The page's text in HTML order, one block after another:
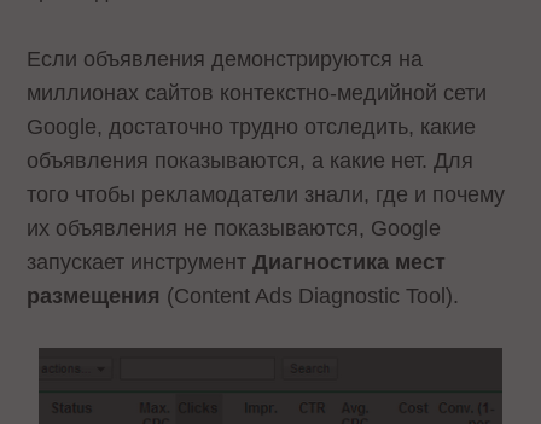
Если объявления демонстрируются на
миллионах сайтов контекстно-медийной сети
Google, достаточно трудно отследить, какие
объявления показываются, а какие нет. Для
того чтобы рекламодатели знали, где и почему
их объявления не показываются, Google
запускает инструментДиагностика мест
размещения (Content Ads Diagnostic Tool).